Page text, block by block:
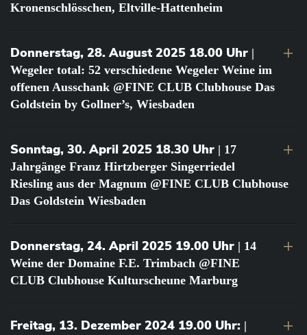
Kronenschlösschen, Eltville-Hattenheim
Donnerstag, 28. August 2025 18.00 Uhr |
Wegeler total: 52 verschiedene Wegeler Weine im
offenen Ausschank @FINE CLUB Clubhouse Das
Goldstein by Gollner’s, Wiesbaden
Sonntag, 30. April 2025 18.30 Uhr | 17
Jahrgänge Franz Hirtzberger Singerriedel
Riesling aus der Magnum @FINE CLUB Clubhouse
Das Goldstein Wiesbaden
Donnerstag, 24. April 2025 19.00 Uhr | 14
Weine der Domaine F.E. Trimbach @FINE
CLUB Clubhouse Kulturscheune Marburg
Freitag, 13. Dezember 2024 19.00 Uhr: |